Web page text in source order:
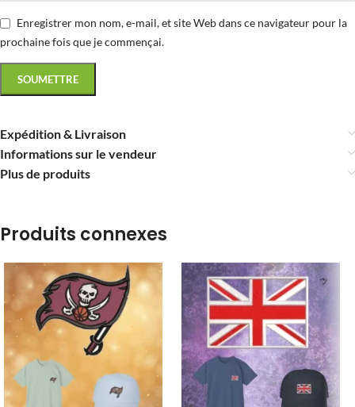
Enregistrer mon nom, e-mail, et site Web dans ce navigateur pour la
prochaine fois que je commençai.
Expédition & Livraison
Informations sur le vendeur
Plus de produits
Produits connexes